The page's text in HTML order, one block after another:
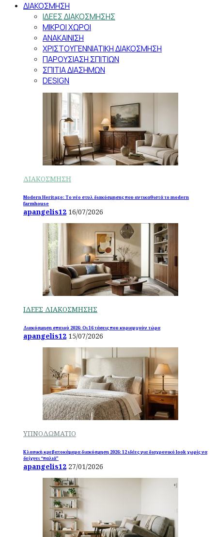
ΔΙΑΚΟΣΜΗΣΗ
ΙΔΕΕΣ ΔΙΑΚΟΣΜΗΣΗΣ
ΜΙΚΡΟΙ ΧΩΡΟΙ
ΑΝΑΚΑΙΝΙΣΗ
ΧΡΙΣΤΟΥΓΕΝΝΙΑΤΙΚΗ ΔΙΑΚΟΣΜΗΣΗ
ΠΑΡΟΥΣΙΑΣΗ ΣΠΙΤΙΩΝ
ΣΠΙΤΙΑ ΔΙΑΣΗΜΩΝ
DESIGN
ΔΙΑΚΟΣΜΗΣΗ
Modern Heritage: Το νέο στυλ διακόσμησης που αντικαθιστά το modern
farmhouse
apangelis12 16/07/2026
ΙΔΕΕΣ ΔΙΑΚΟΣΜΗΣΗΣ
Διακόσμηση σπιτιού 2026: Οι 16 τάσεις που κυριαρχούν τώρα
apangelis12 15/07/2026
ΥΠΝΟΔΩΜΑΤΙΟ
Κλασική κρεβατοκάμαρα διακόσμηση 2026: 12 ιδέες για διαχρονικό look χωρίς να
δείχνει “παλιά”
apangelis12 27/01/2026